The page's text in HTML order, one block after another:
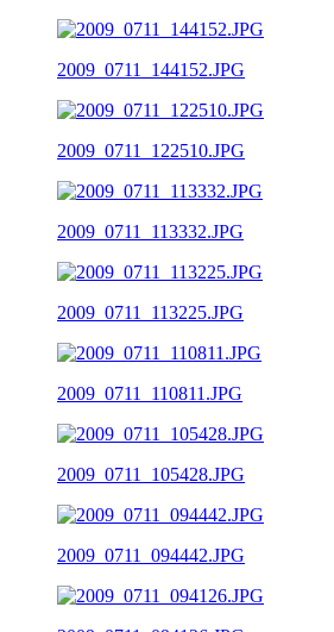
2009_0711_144152.JPG
2009_0711_122510.JPG
2009_0711_113332.JPG
2009_0711_113225.JPG
2009_0711_110811.JPG
2009_0711_105428.JPG
2009_0711_094442.JPG